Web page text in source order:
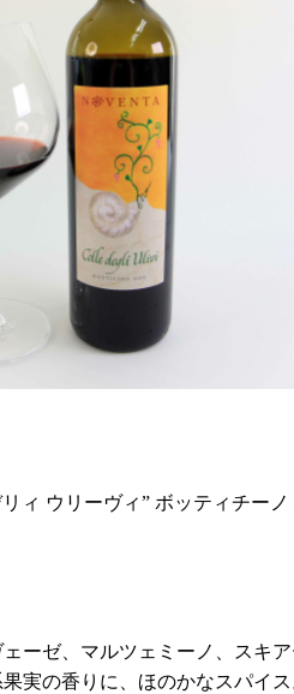
ィ ウリーヴィ” ボッティチーノ
ーゼ、マルツェミーノ、スキ
実の香りに、ほのかなスパイ